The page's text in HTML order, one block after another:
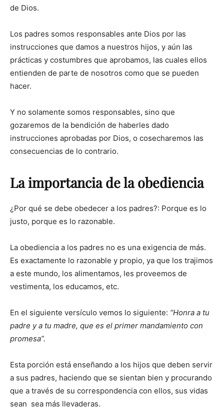
de Dios.
Los padres somos responsables ante Dios por las
instrucciones que damos a nuestros hijos, y aún las
prácticas y costumbres que aprobamos, las cuales ellos
entienden de parte de nosotros como que se pueden
hacer.
Y no solamente somos responsables, sino que
gozaremos de la bendición de haberles dado
instrucciones aprobadas por Dios, o cosecharemos las
consecuencias de lo contrario.
La importancia de la obediencia
¿Por qué se debe obedecer a los padres?: Porque es lo
justo, porque es lo razonable.
La obediencia a los padres no es una exigencia de más.
Es exactamente lo razonable y propio, ya que los trajimos
a este mundo, los alimentamos, les proveemos de
vestimenta, los educamos, etc.
En el siguiente versículo vemos lo siguiente: “Honra a tu
padre y a tu madre, que es el primer mandamiento con
promesa”.
Esta porción está enseñando a los hijos que deben servir
a sus padres, haciendo que se sientan bien y procurando
que a través de su correspondencia con ellos, sus vidas
sean sea más llevaderas.